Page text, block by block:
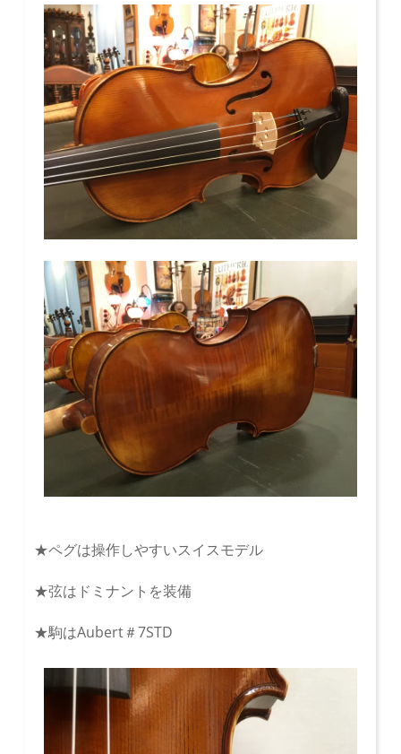
★ペグは操作しやすいスイスモデル
★弦はドミナントを装備
★駒はAubert＃7STD